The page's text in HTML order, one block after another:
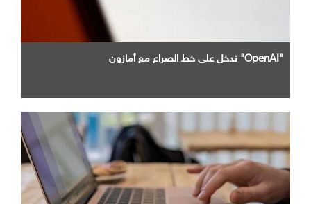
"OpenAI" تدخل علي خط الصراع مع أمازون